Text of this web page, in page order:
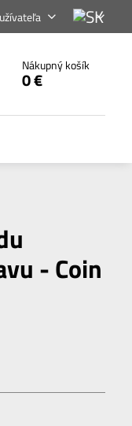
Nákupný košík
0 €
- Coin